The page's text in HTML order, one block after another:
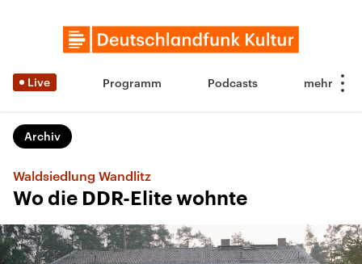
Live Programm Podcasts
Archiv
Waldsiedlung Wandlitz
Wo die DDR-Elite wohnte